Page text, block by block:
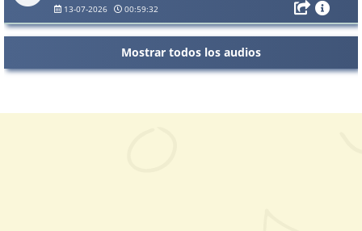
13-07-2026 00:59:32
Mostrar todos los audios